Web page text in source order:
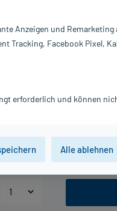
147,52 € / l
50 ml 100 ml
Anzeigen und Remarketing
Tracking, Facebook Pixel,
erforderlich und können
Alle ablehnen